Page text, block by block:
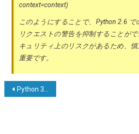
context=context)
このようにすることで、Python 2.6 で
リクエストの警告を抑制することが
キュリティ上のリスクがあるため、
重要です。
投 Python 3 で文字列をスペースで分割する際に、引用符で囲まれた部分を保持する方法